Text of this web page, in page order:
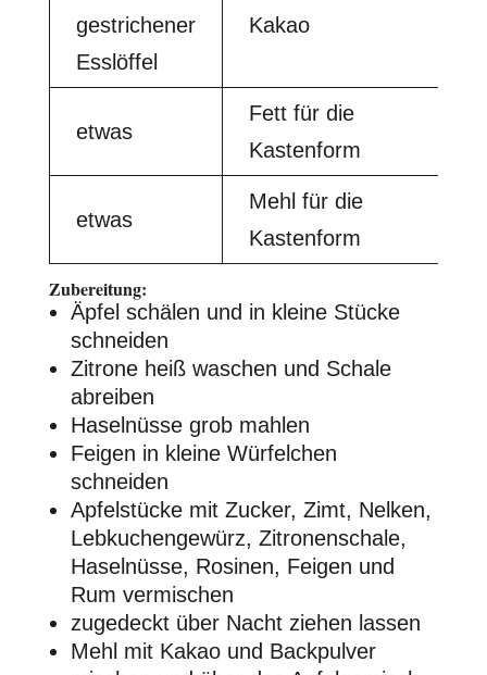
gestrichener
Esslöffel
Kakao
etwas
Fett für die
Kastenform
etwas
Mehl für die
Kastenform
Zubereitung:
Äpfel schälen und in kleine Stücke
schneiden
Zitrone heiß waschen und Schale
abreiben
Haselnüsse grob mahlen
Feigen in kleine Würfelchen
schneiden
Apfelstücke mit Zucker, Zimt, Nelken,
Lebkuchengewürz, Zitronenschale,
Haselnüsse, Rosinen, Feigen und
Rum vermischen
zugedeckt über Nacht ziehen lassen
Mehl mit Kakao und Backpulver